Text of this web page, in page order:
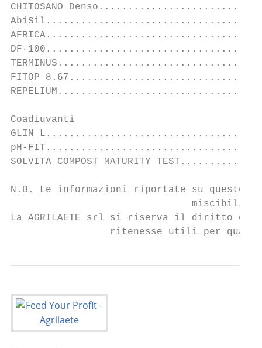
CHITOSANO
DF-
FITOP
Coadiuvanti
GLIN
pH-
SOLVITA COMPOST MATURITY
N.B. Le informazioni riportate su questo
La AGRILAETE srl si riserva il diritto di
ritenesse utili per